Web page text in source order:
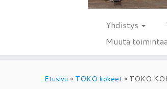
Yhdistys
Muuta toimintaa
Etusivu » TOKO kokeet » TOKO